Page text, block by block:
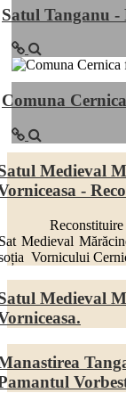
Satul Tanganu -
Comuna
Medieval
-
Medieval
Vornicului
Medieval